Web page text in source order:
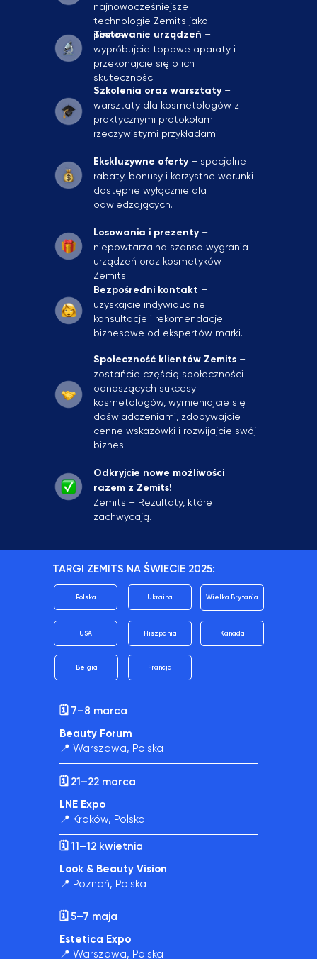
najnowocześniejsze
technologie Zemits jako
pierwsi!
Testowanie urządzeń –
wypróbujcie topowe aparaty i
przekonajcie się o ich
skuteczności.
Szkolenia oraz warsztaty –
warsztaty dla kosmetologów z
praktycznymi protokołami i
rzeczywistymi przykładami.
Bezpośredni kontakt –
uzyskajcie indywidualne
konsultacje i rekomendacje
biznesowe od ekspertów marki.
Losowania i prezenty –
niepowtarzalna szansa wygrania
urządzeń oraz kosmetyków
Zemits.
Społeczność klientów Zemits –
zostańcie częścią społeczności
odnoszących sukcesy
kosmetologów, wymieniajcie się
doświadczeniami, zdobywajcie
cenne wskazówki i rozwijajcie swój
biznes.
Odkryjcie nowe możliwości
razem z Zemits!
Zemits – Rezultaty, które
zachwycają.
Ekskluzywne oferty – specjalne
rabaty, bonusy i korzystne warunki
dostępne wyłącznie dla
odwiedzających.
TARGI ZEMITS NA ŚWIECIE 2025:
Polska Ukraina Wielka Brytania
USA Hiszpania
Belgia
Kanada
Francja
🗓️ 7–8 marca
Beauty Forum
📍 Warszawa, Polska
LNE Expo
📍 Kraków, Polska
🗓️ 21–22 marca
🗓️ 11–12 kwietnia
Look & Beauty Vision
📍 Poznań, Polska
🗓️ 5–7 maja
Estetica Expo
📍 Warszawa, Polska